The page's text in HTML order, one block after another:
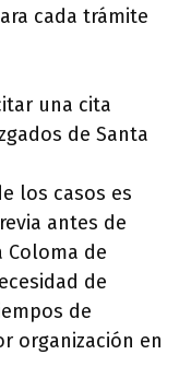
cada trámite
una cita
de Santa
los casos es
antes de
Coloma de
de
de
organización en